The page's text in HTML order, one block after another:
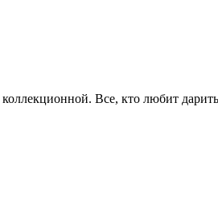
Все, кто любит